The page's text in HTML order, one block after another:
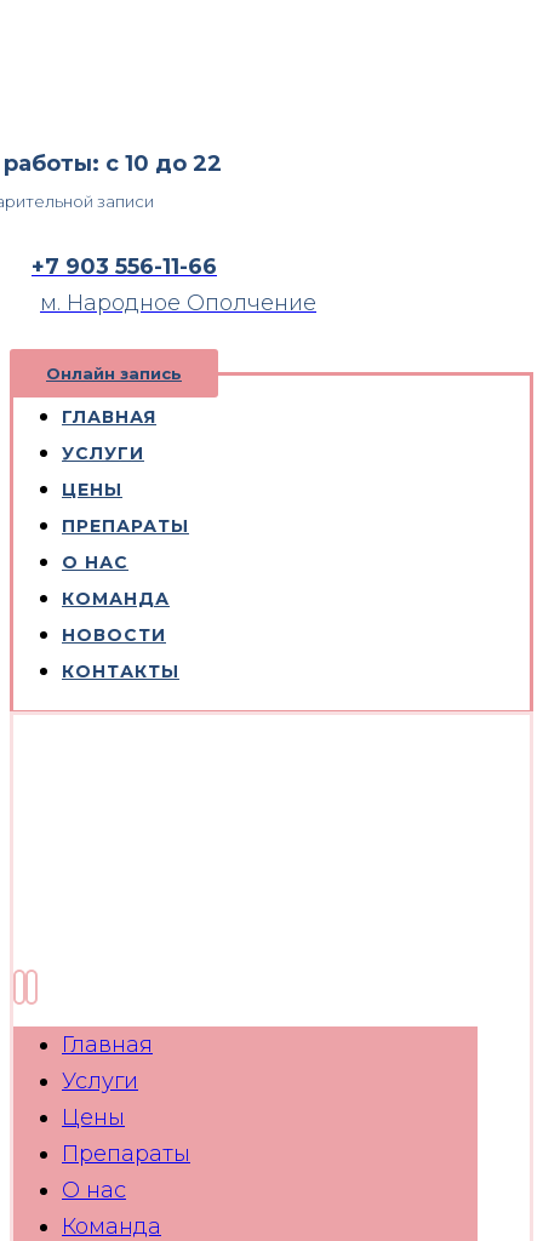
с 10 до 22
записи
+7 903 556-11-66
м. Народное Ополчение
Онлайн запись
ГЛАВНАЯ
УСЛУГИ
ЦЕНЫ
ПРЕПАРАТЫ
О НАС
КОМАНДА
НОВОСТИ
КОНТАКТЫ
Главная
Услуги
Цены
Препараты
О нас
Команда